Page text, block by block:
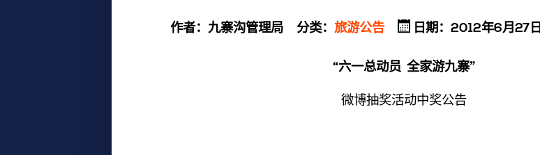
作者： 九寨沟管理局 分类： 旅游公告 日期：2012年6月27日
“六一总动员 全家游九寨”
微博抽奖活动中奖公告